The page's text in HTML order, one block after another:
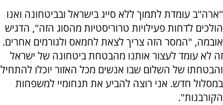
"ארה"ב עומדת לתמוך ללא סייג בישראל ובביטחונה ואנו
הולכים לדחות פעילויות טרוריסטיות מהסוג הזה", הדגיש
אובמה, "המסר הזה צריך לצאת לחמאס ולגורמים אחרים.
זה לא עומד לעצור אותנו מהבטחת ביטחונה של ישראל
והבטחתו של השלום שבו אנשים מכל האזור יוכלו להתחיל
במסלול חדש. אני רוצה להביע את תנחומיי למשפחות
הקורבנות".